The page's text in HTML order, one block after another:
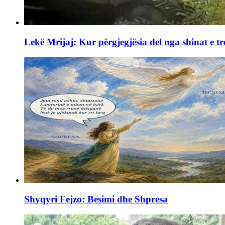
Lekë Mrijaj: Kur përgjegjësia del nga shinat e
Shyqyri Fejzo: Besimi dhe Shpresa